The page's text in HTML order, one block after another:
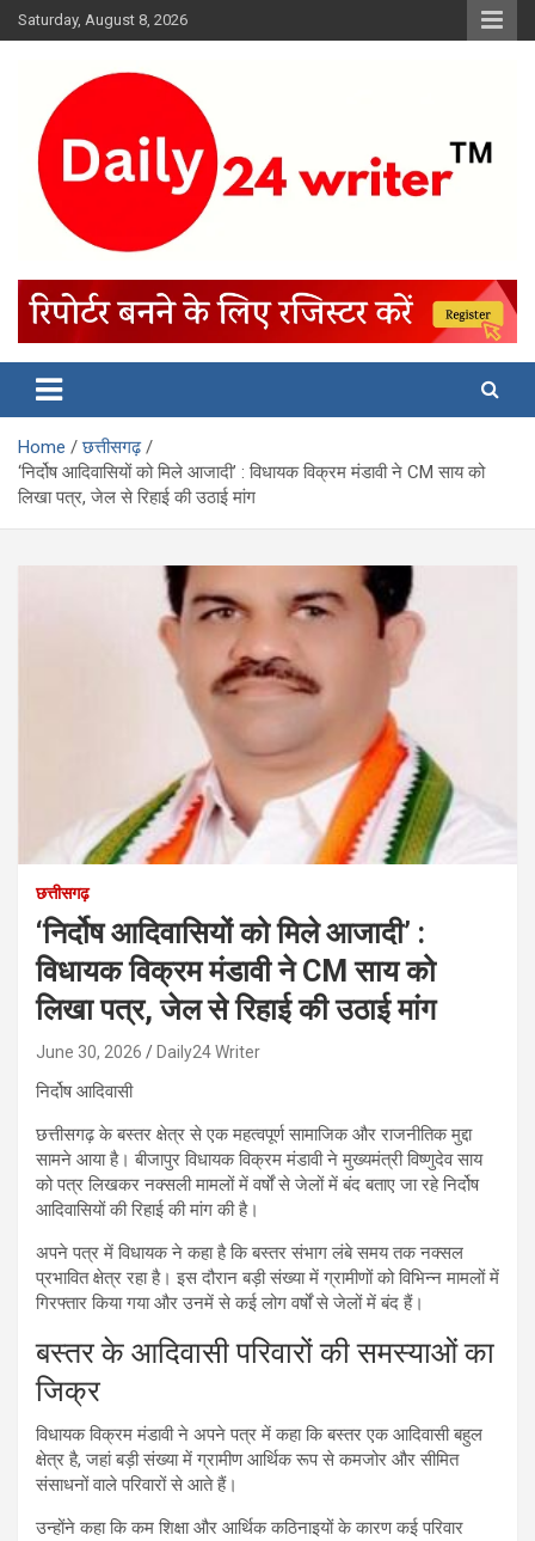
Skip
to
Saturday, August 8, 2026
Home
छत्तीसगढ़
‘निर्दोष आदिवासियों को मिले आजादी’ : विधायक विक्रम मंडावी ने CM साय को
लिखा पत्र, जेल से रिहाई की उठाई मांग
छत्तीसगढ़
‘निर्दोष आदिवासियों को मिले आजादी’ :
विधायक विक्रम मंडावी ने CM साय को
लिखा पत्र, जेल से रिहाई की उठाई मांग
June 30, 2026 Daily24 Writer
निर्दोष आदिवासी
छत्तीसगढ़ के बस्तर क्षेत्र से एक महत्वपूर्ण सामाजिक और राजनीतिक मुद्दा
सामने आया है। बीजापुर विधायक विक्रम मंडावी ने मुख्यमंत्री विष्णुदेव साय
को पत्र लिखकर नक्सली मामलों में वर्षों से जेलों में बंद बताए जा रहे निर्दोष
आदिवासियों की रिहाई की मांग की है।
अपने पत्र में विधायक ने कहा है कि बस्तर संभाग लंबे समय तक नक्सल
प्रभावित क्षेत्र रहा है। इस दौरान बड़ी संख्या में ग्रामीणों को विभिन्न मामलों में
गिरफ्तार किया गया और उनमें से कई लोग वर्षों से जेलों में बंद हैं।
बस्तर के आदिवासी परिवारों की समस्याओं का
जिक्र
विधायक विक्रम मंडावी ने अपने पत्र में कहा कि बस्तर एक आदिवासी बहुल
क्षेत्र है, जहां बड़ी संख्या में ग्रामीण आर्थिक रूप से कमजोर और सीमित
संसाधनों वाले परिवारों से आते हैं।
उन्होंने कहा कि कम शिक्षा और आर्थिक कठिनाइयों के कारण कई परिवार